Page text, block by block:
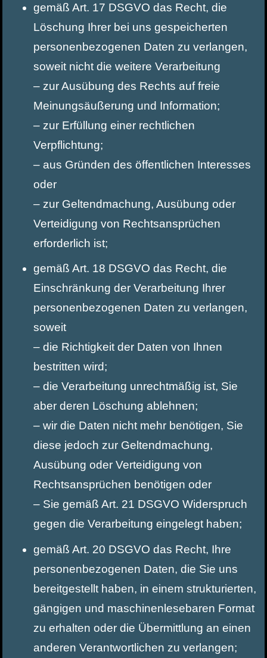
gemäß Art. 17 DSGVO das Recht, die
Löschung Ihrer bei uns gespeicherten
personenbezogenen Daten zu verlangen,
soweit nicht die weitere Verarbeitung
– zur Ausübung des Rechts auf freie
Meinungsäußerung und Information;
– zur Erfüllung einer rechtlichen
Verpflichtung;
– aus Gründen des öffentlichen Interesses
oder
– zur Geltendmachung, Ausübung oder
Verteidigung von Rechtsansprüchen
erforderlich ist;
gemäß Art. 18 DSGVO das Recht, die
Einschränkung der Verarbeitung Ihrer
personenbezogenen Daten zu verlangen,
soweit
– die Richtigkeit der Daten von Ihnen
bestritten wird;
– die Verarbeitung unrechtmäßig ist, Sie
aber deren Löschung ablehnen;
– wir die Daten nicht mehr benötigen, Sie
diese jedoch zur Geltendmachung,
Ausübung oder Verteidigung von
Rechtsansprüchen benötigen oder
– Sie gemäß Art. 21 DSGVO Widerspruch
gegen die Verarbeitung eingelegt haben;
gemäß Art. 20 DSGVO das Recht, Ihre
personenbezogenen Daten, die Sie uns
bereitgestellt haben, in einem strukturierten,
gängigen und maschinenlesebaren Format
zu erhalten oder die Übermittlung an einen
anderen Verantwortlichen zu verlangen;